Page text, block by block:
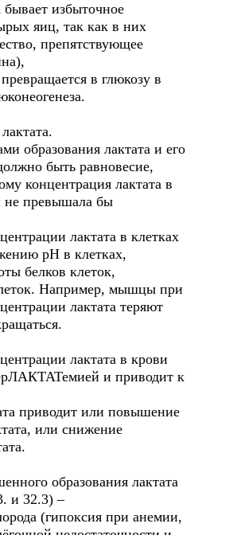
бывает избыточное
яиц, так как в них
препятствующее
в глюкозу в
образования лактата и его
быть равновесие,
концентрация лактата в
не превышала бы
лактата в клетках
рН в клетках,
белков клеток,
Например, мышцы при
лактата теряют
лактата в крови
и приводит к
приводит или повышение
или снижение
образования лактата
и 32.3) –
(гипоксия при анемии,